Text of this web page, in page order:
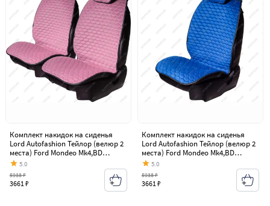
Комплект накидок на сиденья
Lord Autofashion Тейлор (велюр 2
места) Ford Mondeo Mk4,BD
дорестайлинг, седан (2007-2010)
5.0
3661 ₽
5938 ₽
Комплект накидок на сиденья
Lord Autofashion Тейлор (велюр 2
места) Ford Mondeo Mk4,BD
дорестайлинг, седан (2007-2010)
5.0
3661 ₽
5938 ₽